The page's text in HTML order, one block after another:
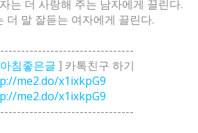
는 더 사랑해 주는 남자에게 끌린다.
더 말 잘듣는 여자에게 끌린다.
침좋은글 ] 카톡친구 하기
me2.do/x1ixkpG9
me2.do/x1ixkpG9